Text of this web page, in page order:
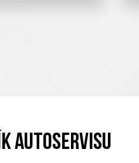
Autoservisu